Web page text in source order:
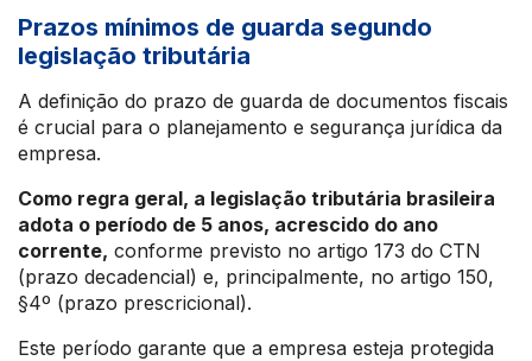
Prazos mínimos de guarda segundo
legislação tributária
A definição do prazo de guarda de documentos fiscais
é crucial para o planejamento e segurança jurídica da
empresa.
Como regra geral, a legislação tributária brasileira
adota o período de 5 anos, acrescido do ano
corrente, conforme previsto no artigo 173 do CTN
(prazo decadencial) e, principalmente, no artigo 150,
§4º (prazo prescricional).
Este período garante que a empresa esteja protegida